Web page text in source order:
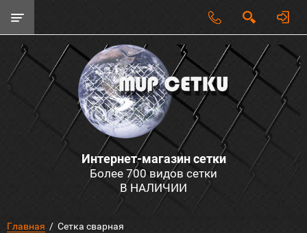
Интернет-магазин сетки
Более 700 видов сетки
В НАЛИЧИИ
Главная
  /  Сетка сварная